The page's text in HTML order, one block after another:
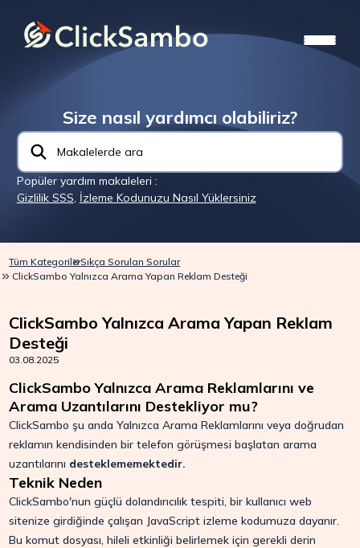
Size nasıl yardımcı olabiliriz?
Popüler yardım makaleleri :
Gizlilik SSS, İzleme Kodunuzu Nasıl Yüklersiniz
Tüm KategorilerSıkça Sorulan Sorular
ClickSambo Yalnızca Arama Yapan Reklam Desteği
ClickSambo Yalnızca Arama Yapan Reklam
Desteği
03.08.2025
ClickSambo Yalnızca Arama Reklamlarını ve
Arama Uzantılarını Destekliyor mu?
ClickSambo şu anda Yalnızca Arama Reklamlarını veya doğrudan
reklamın kendisinden bir telefon görüşmesi başlatan arama
uzantılarını desteklememektedir.
Teknik Neden
ClickSambo'nun güçlü dolandırıcılık tespiti, bir kullanıcı web
sitenize girdiğinde çalışan JavaScript izleme kodumuza dayanır.
Bu komut dosyası, hileli etkinliği belirlemek için gerekli derin